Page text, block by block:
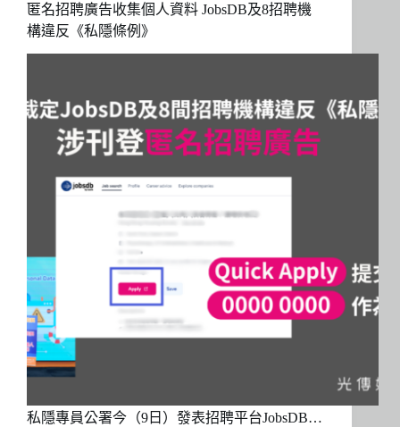
匿名招聘廣告收集個人資料 JobsDB及8招聘機
構違反《私隱條例》
私隱專員公署今（9日）發表招聘平台JobsDB…